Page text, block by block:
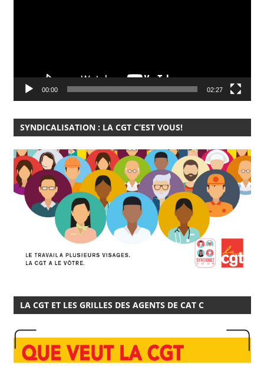
00:00 02:27
SYNDICALISATION : LA CGT C’EST VOUS!
LA CGT ET LES GRILLES DES AGENTS DE CAT C